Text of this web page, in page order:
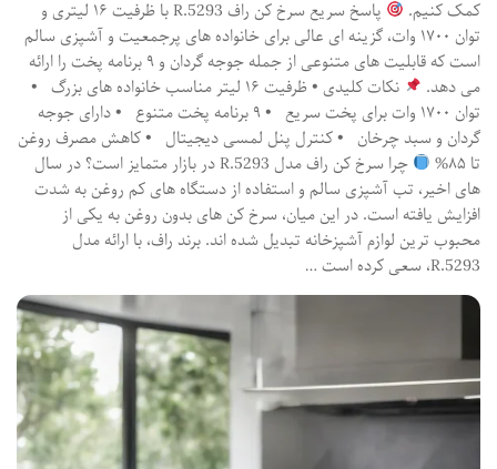
کمک کنیم.
پاسخ سریع سرخ کن راف R.5293 با ظرفیت ۱۶ لیتری و
توان ۱۷۰۰ وات، گزینه ای عالی برای خانواده های پرجمعیت و آشپزی سالم
است که قابلیت های متنوعی از جمله جوجه گردان و ۹ برنامه پخت را ارائه
می دهد.
نکات کلیدی • ظرفیت ۱۶ لیتر مناسب خانواده های بزرگ •
توان ۱۷۰۰ وات برای پخت سریع • ۹ برنامه پخت متنوع • دارای جوجه
گردان و سبد چرخان • کنترل پنل لمسی دیجیتال • کاهش مصرف روغن
تا ۸۵%
چرا سرخ کن راف مدل R.5293 در بازار متمایز است؟ در سال
های اخیر، تب آشپزی سالم و استفاده از دستگاه های کم روغن به شدت
افزایش یافته است. در این میان، سرخ کن های بدون روغن به یکی از
محبوب ترین لوازم آشپزخانه تبدیل شده اند. برند راف، با ارائه مدل
R.5293، سعی کرده است …